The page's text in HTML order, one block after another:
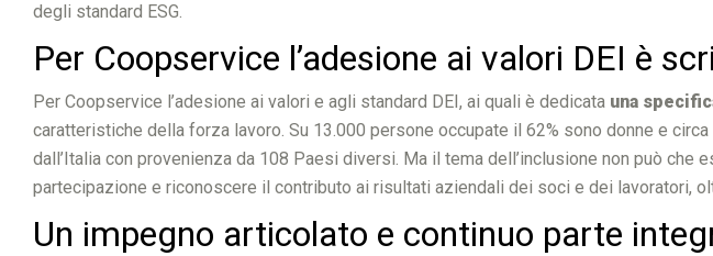
degli standard ESG.
Per Coopservice l’adesione ai valori DEI è
Per Coopservice l’adesione ai valori e agli standard DEI, ai quali è dedicata una
caratteristiche della forza lavoro. Su 13.000 persone occupate il 62% sono donne e
dall’Italia con provenienza da 108 Paesi diversi. Ma il tema dell’inclusione non può che
partecipazione e riconoscere il contributo ai risultati aziendali dei soci e dei lavoratori,
Un impegno articolato e continuo parte